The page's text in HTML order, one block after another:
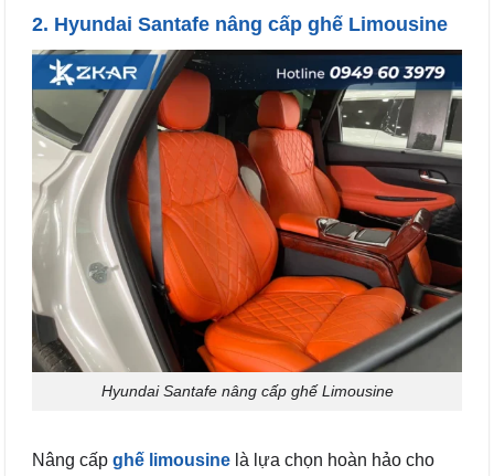
2. Hyundai Santafe nâng cấp ghế Limousine
Hyundai Santafe nâng cấp ghế Limousine
Nâng cấp ghế limousine là lựa chọn hoàn hảo cho